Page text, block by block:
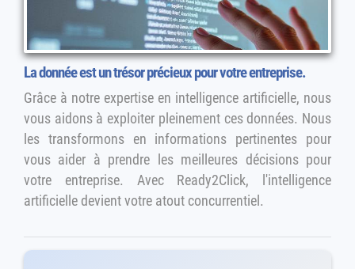
La donnée est un trésor précieux pour votre entreprise.
Grâce à notre expertise en intelligence artificielle, nous
vous aidons à exploiter pleinement ces données. Nous
les transformons en informations pertinentes pour
vous aider à prendre les meilleures décisions pour
votre entreprise. Avec Ready2Click, l'intelligence
artificielle devient votre atout concurrentiel.